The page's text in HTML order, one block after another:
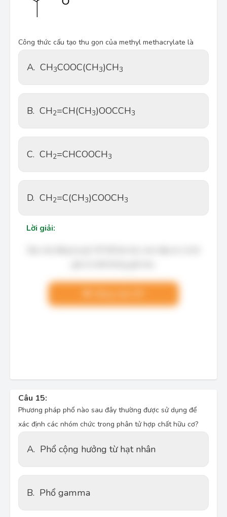
Công thức cấu tạo thu gọn của methyl methacrylate là
A. CH3COOC(CH3)CH3
B. CH2=CH(CH3)OOCCH3
C. CH2=CHCOOCH3
D. CH2=C(CH3)COOCH3
Lời giải:
Câu 15:
Phương pháp phổ nào sau đây thường được sử dụng để
xác định các nhóm chức trong phân tử hợp chất hữu cơ?
A. Phổ cộng hưởng từ hạt nhân
B. Phổ gamma